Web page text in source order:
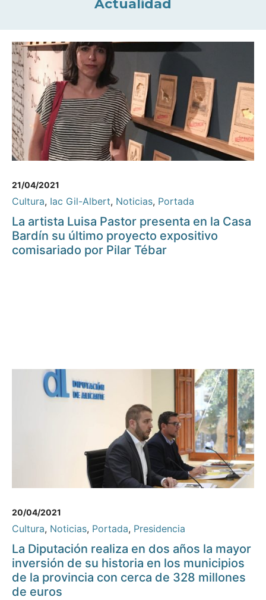
Actualidad
21/04/2021
Cultura, Iac Gil-Albert, Noticias, Portada
La artista Luisa Pastor presenta en la Casa
Bardín su último proyecto expositivo
comisariado por Pilar Tébar
20/04/2021
Cultura, Noticias, Portada, Presidencia
La Diputación realiza en dos años la mayor
inversión de su historia en los municipios
de la provincia con cerca de 328 millones
de euros